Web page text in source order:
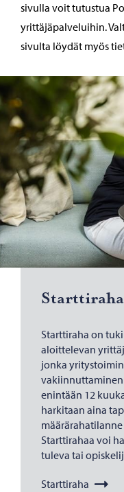
sivulla voit tutustua
yrittäjäpalveluihin.
sivulta löydät myös
Start­ti­ra­ha
Starttiraha on
aloittelevan
jonka
enintään 12
harkitaan aina
Starttirahaa voi
tuleva tai
Starttiraha